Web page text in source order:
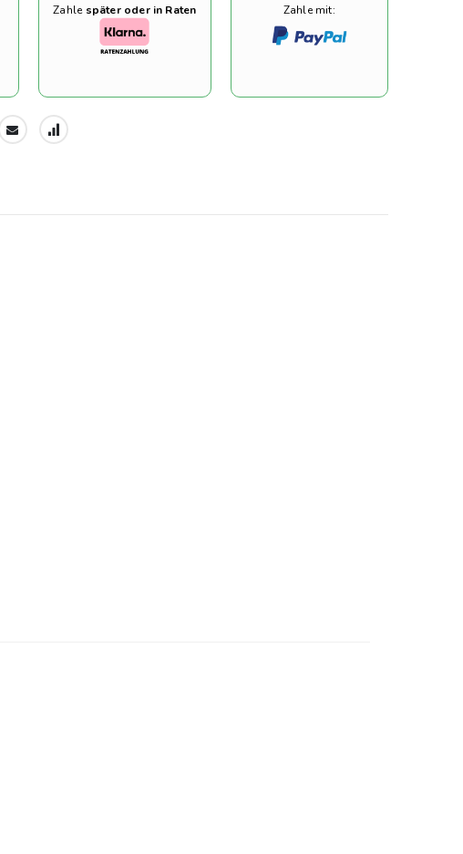
Zahle später oder in Raten Zahle mit: